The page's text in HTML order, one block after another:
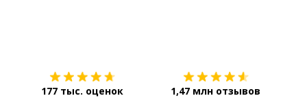
177 тыс. оценок 1,47 млн отзывов